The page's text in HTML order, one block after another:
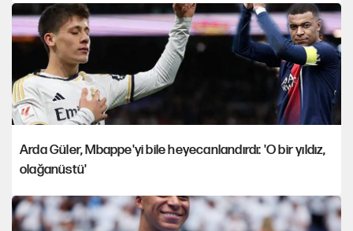
Arda Güler, Mbappe'yi bile heyecanlandırdı: 'O bir yıldız,
olağanüstü'